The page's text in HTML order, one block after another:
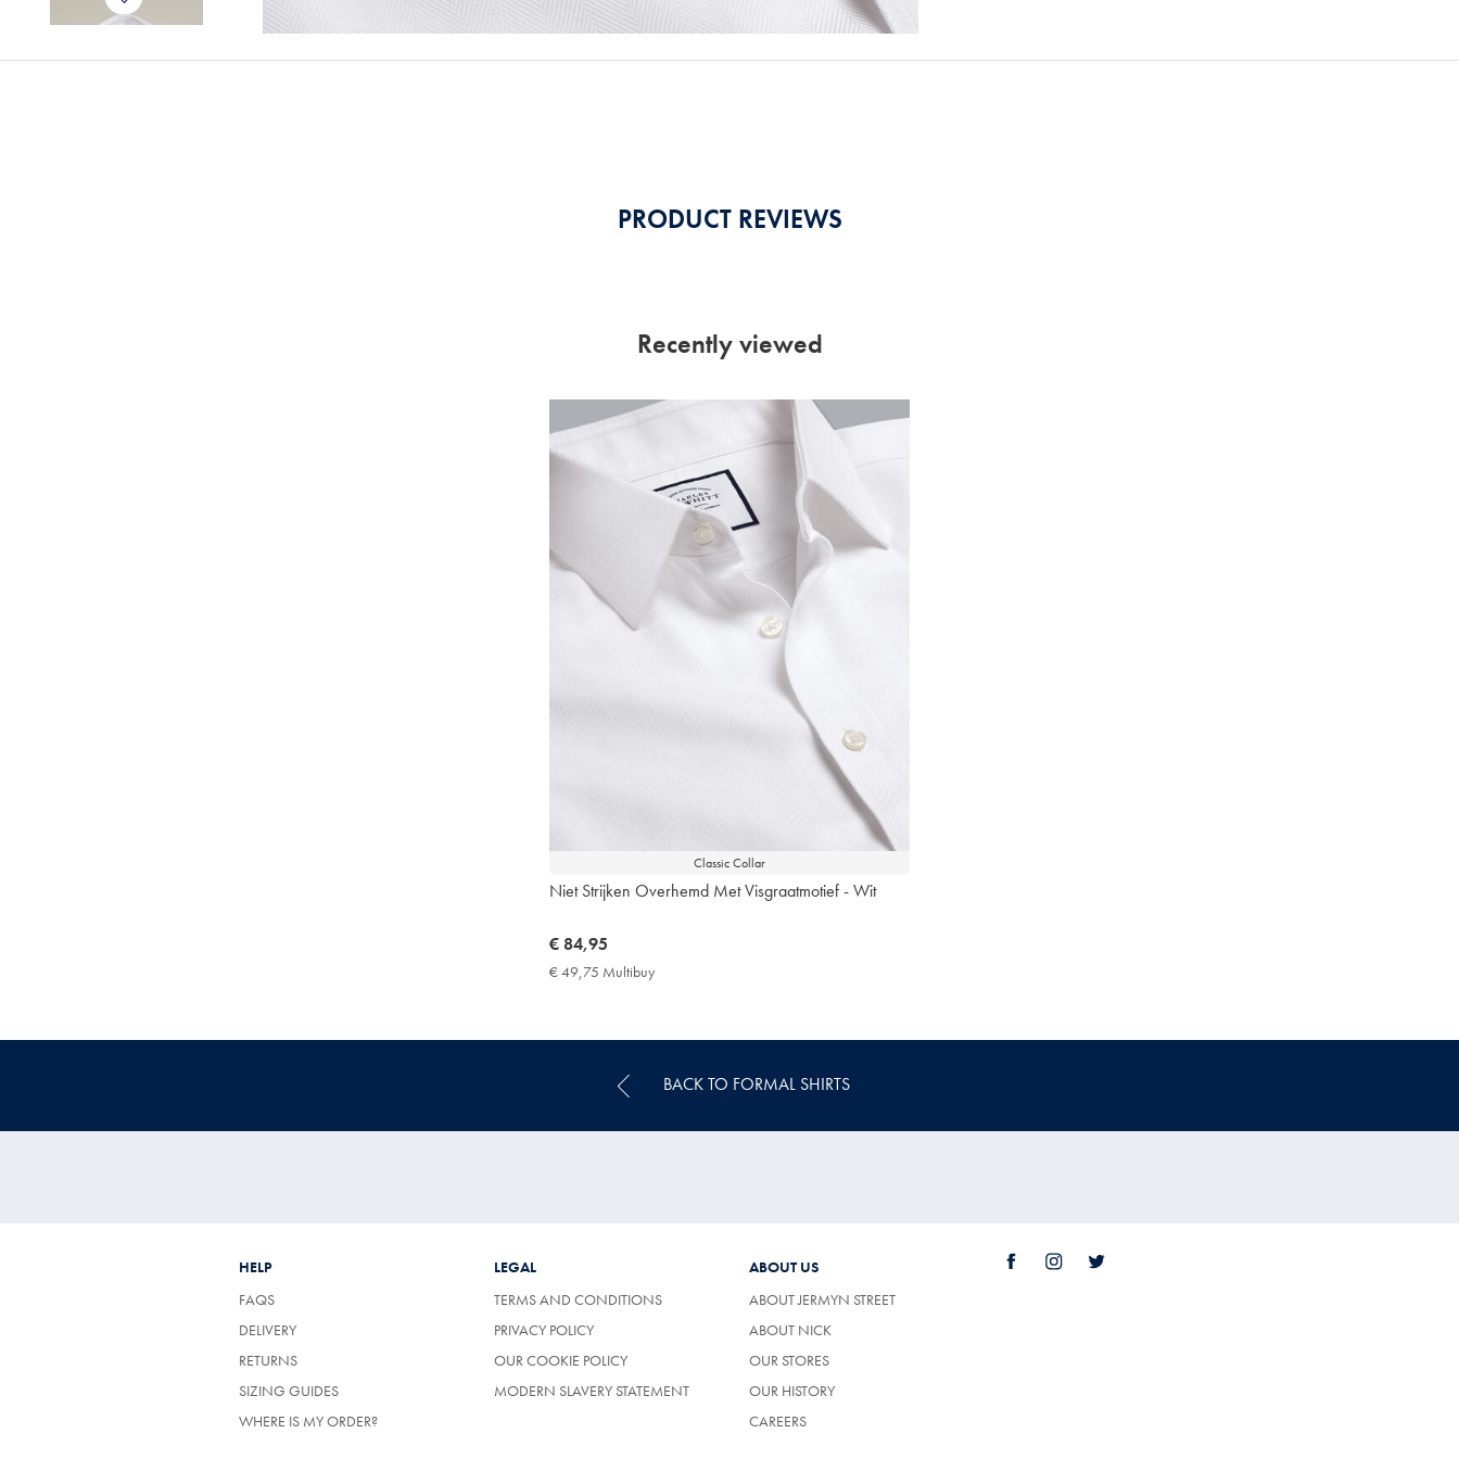
PRODUCT REVIEWS
Recently viewed
Classic Collar
Niet Strijken Overhemd Met Visgraatmotief - Wit
now
€
€ 84,95
€ 49,75 Multibuy
BACK TO FORMAL SHIRTS
HELP
FAQS
DELIVERY(OPENS
A
NEW
(OPENS
A
NEW
RETURNS
SIZING GUIDES
WHERE IS MY ORDER?
LEGAL
TERMS AND CONDITIONS
PRIVACY POLICY
OUR COOKIE POLICY
MODERN SLAVERY STATEMENT
ABOUT US
ABOUT JERMYN STREET
ABOUT NICK
OUR STORES
OUR HISTORY
CAREERS